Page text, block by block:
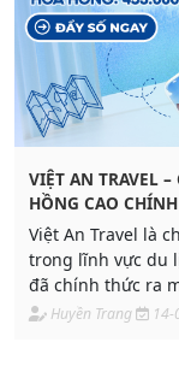
VIỆT AN TRAVEL
HỒNG CAO
Việt An Travel là
trong lĩnh vực du
đã chính thức ra
Huyền Trang